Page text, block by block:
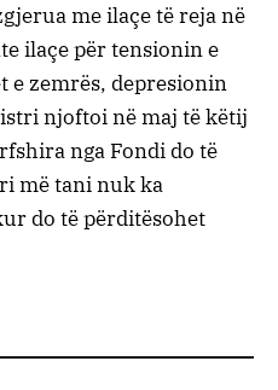
me ilaçe të reja në
ilaçe për tensionin e
e zemrës, depresionin
njoftoi në maj të këtij
nga Fondi do të
më tani nuk ka
do të përditësohet